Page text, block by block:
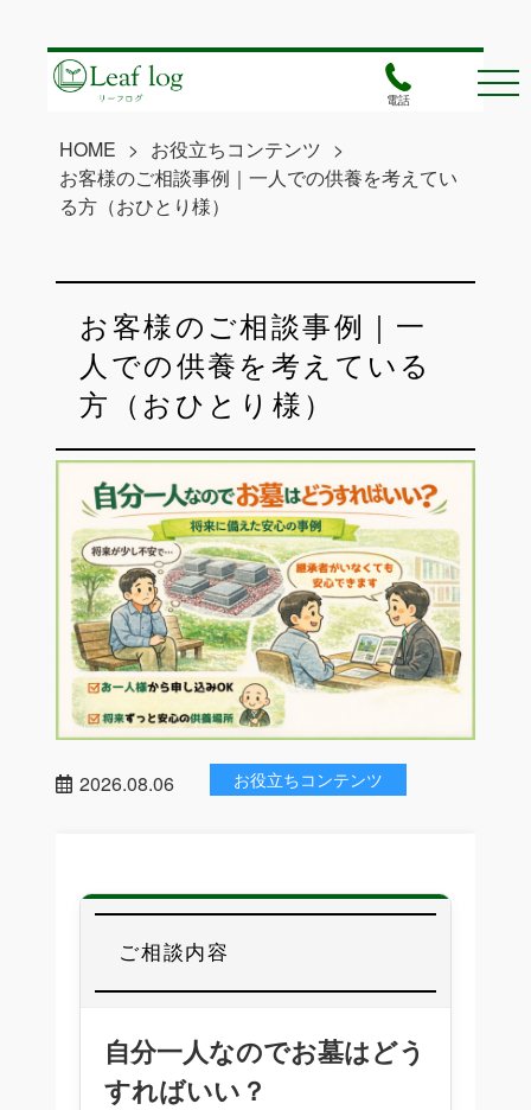
電話
HOME > お役立ちコンテンツ >
お客様のご相談事例｜一人での供養を考えてい
る方（おひとり様）
お客様のご相談事例｜一
人での供養を考えている
方（おひとり様）
2026.08.06 お役立ちコンテンツ
ご相談内容
自分一人なのでお墓はどう
すればいい？